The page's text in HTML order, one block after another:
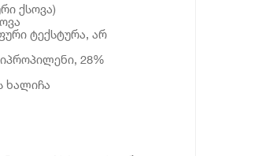
ქსოვა)
ტექსტურა, არ
28%
ხალიჩა